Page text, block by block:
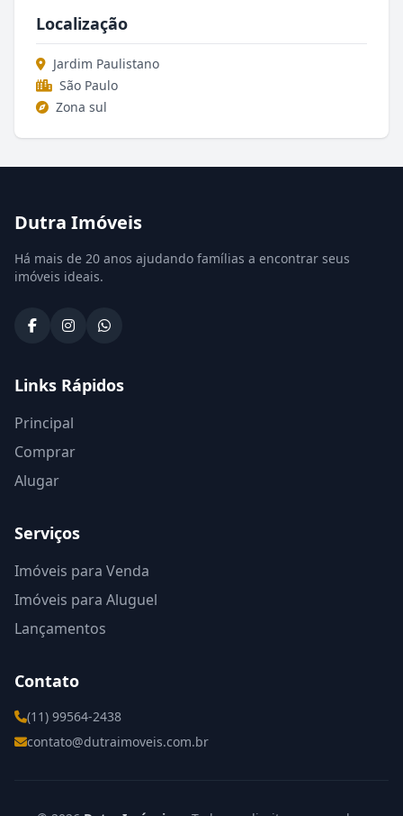
Localização
Jardim Paulistano
São Paulo
Zona sul
Dutra Imóveis
Há mais de 20 anos ajudando famílias a encontrar seus
imóveis ideais.
Links Rápidos
Principal
Comprar
Alugar
Serviços
Imóveis para Venda
Imóveis para Aluguel
Lançamentos
Contato
(11) 99564-2438
contato@dutraimoveis.com.br